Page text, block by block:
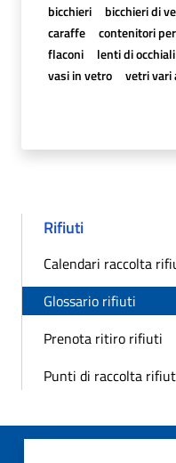
bicchieri bicchieri di
caraffe
contenitori
flaconi
lenti di occhiali
vasi in vetro
vetri vari
Rifiuti
Calendari raccolta
Glossario rifiuti
Prenota ritiro rifiuti
Punti di raccolta